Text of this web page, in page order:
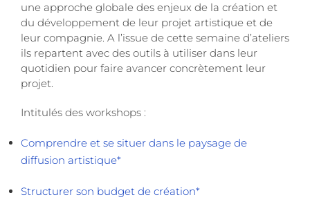
une approche globale des enjeux de la création et
du développement de leur projet artistique et de
leur compagnie. A l’issue de cette semaine d’ateliers
ils repartent avec des outils à utiliser dans leur
quotidien pour faire avancer concrètement leur
projet.
Intitulés des workshops :
Comprendre et se situer dans le paysage de
diffusion artistique*
Structurer son budget de création*